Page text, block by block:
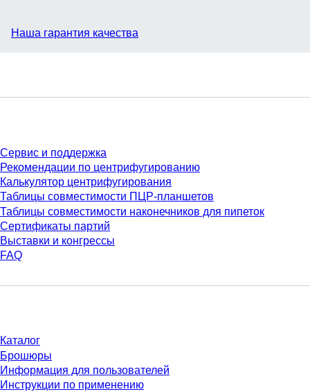
Наша гарантия качества
Сервис и поддержка
Рекомендации по центрифугированию
Калькулятор центрифугирования
Таблицы совместимости ПЦР-планшетов
Таблицы совместимости наконечников для пипеток
Сертификаты партий
Выставки и конгрессы
FAQ
Каталог
Брошюры
Информация для пользователей
Инструкции по применению